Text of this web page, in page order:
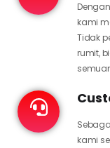
kami
Tidak
rumit,
kami